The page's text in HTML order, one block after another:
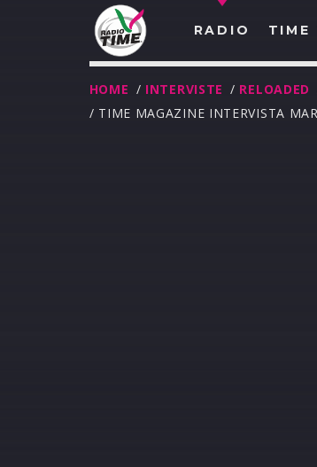
RADIO TIME
HOME / INTERVISTE / RELOADED
/ TIME MAGAZINE INTERVISTA